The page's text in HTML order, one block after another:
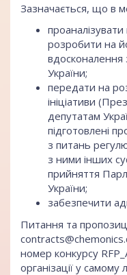
Зазначається, що в
розробити на
вдосконалення
України;
передати на
ініціативи
депутатам
підготовлені
з питань
з ними інших
прийняття
України;
забезпечити
Питання та
номер конкурсу
організації у самому